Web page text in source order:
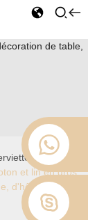
et lin en gros
d'hôtel, de